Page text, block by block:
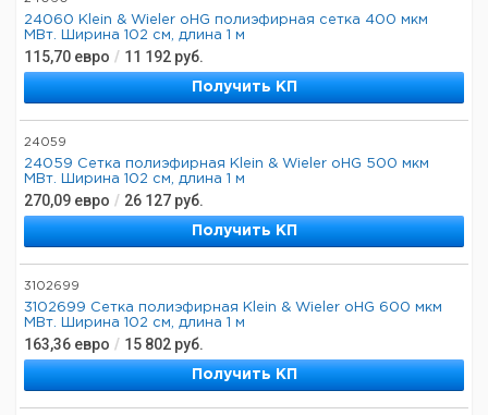
24060 Klein & Wieler oHG полиэфирная сетка 400 мкм
МВт. Ширина 102 см, длина 1 м
115,70 евро / 11 192 руб.
Получить КП
24059
24059 Сетка полиэфирная Klein & Wieler oHG 500 мкм
МВт. Ширина 102 см, длина 1 м
270,09 евро / 26 127 руб.
Получить КП
3102699
3102699 Сетка полиэфирная Klein & Wieler oHG 600 мкм
МВт. Ширина 102 см, длина 1 м
163,36 евро / 15 802 руб.
Получить КП